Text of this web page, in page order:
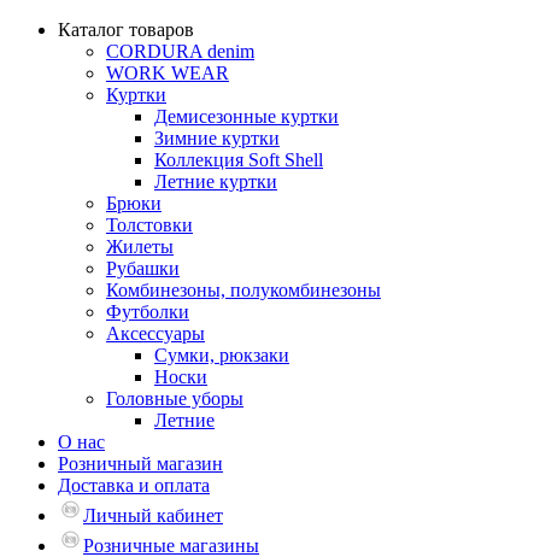
Каталог товаров
CORDURA denim
WORK WEAR
Куртки
Демисезонные куртки
Зимние куртки
Коллекция Soft Shell
Летние куртки
Брюки
Толстовки
Жилеты
Рубашки
Комбинезоны, полукомбинезоны
Футболки
Аксессуары
Сумки, рюкзаки
Носки
Головные уборы
Летние
О нас
Розничный магазин
Доставка и оплата
Личный кабинет
Розничные магазины